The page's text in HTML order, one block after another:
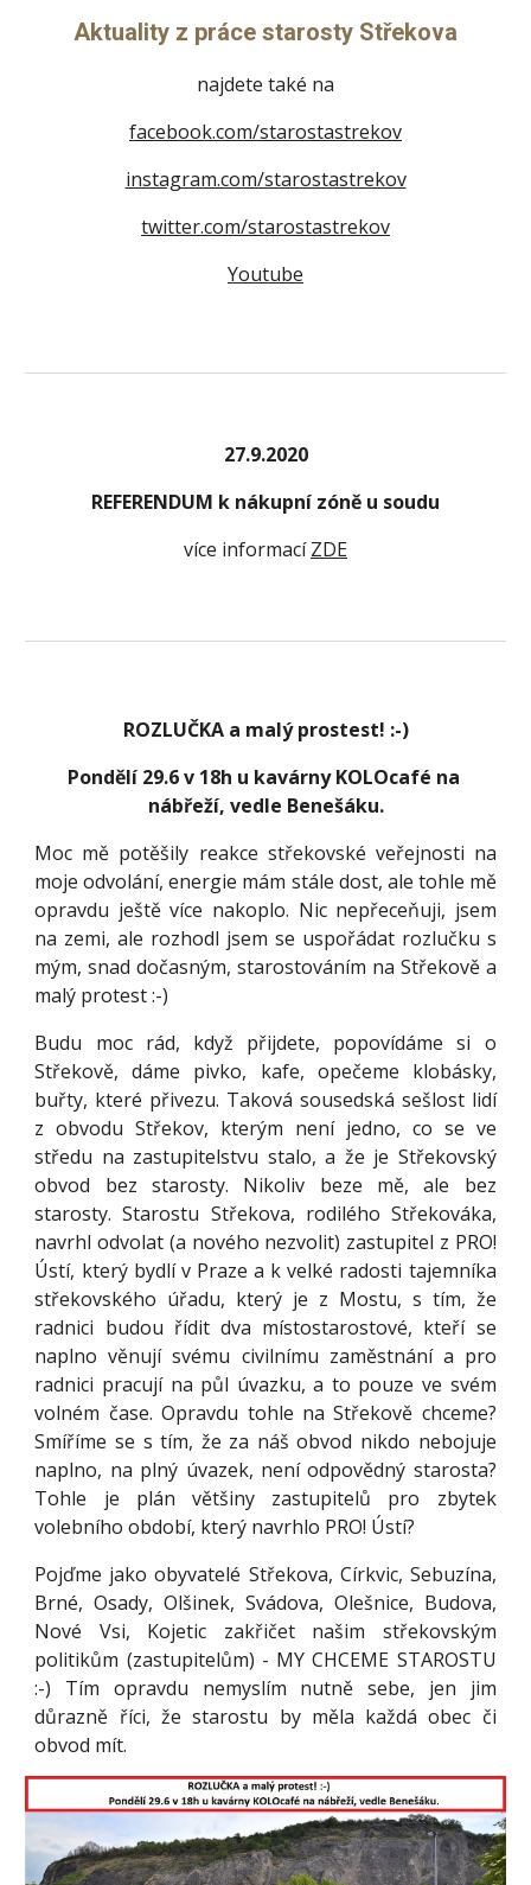
Aktuality z práce starosty Střekova
najdete také na
facebook.com/starostastrekov
instagram.com/starostastrekov
twitter.com/starostastrekov
Youtube
27.9.2020
REFERENDUM k nákupní zóně u soudu
více informací ZDE
ROZLUČKA a malý prostest! :-)
Pondělí 29.6 v 18h u kavárny KOLOcafé na
nábřeží, vedle Benešáku.
Moc mě potěšily reakce střekovské veřejnosti na
moje odvolání, energie mám stále dost, ale tohle mě
opravdu ještě více nakoplo. Nic nepřeceňuji, jsem
na zemi, ale rozhodl jsem se uspořádat rozlučku s
mým, snad dočasným, starostováním na Střekově a
malý protest :-)
Budu moc rád, když přijdete, popovídáme si o
Střekově, dáme pivko, kafe, opečeme klobásky,
buřty, které přivezu. Taková sousedská sešlost lidí
z obvodu Střekov, kterým není jedno, co se ve
středu na zastupitelstvu stalo, a že je Střekovský
obvod bez starosty. Nikoliv beze mě, ale bez
starosty. Starostu Střekova, rodilého Střekováka,
navrhl odvolat (a nového nezvolit) zastupitel z PRO!
Ústí, který bydlí v Praze a k velké radosti tajemníka
střekovského úřadu, který je z Mostu, s tím, že
radnici budou řídit dva místostarostové, kteří se
naplno věnují svému civilnímu zaměstnání a pro
radnici pracují na půl úvazku, a to pouze ve svém
volném čase. Opravdu tohle na Střekově chceme?
Smíříme se s tím, že za náš obvod nikdo nebojuje
naplno, na plný úvazek, není odpovědný starosta?
Tohle je plán většiny zastupitelů pro zbytek
volebního období, který navrhlo PRO! Ústí?
Pojďme jako obyvatelé Střekova, Církvic, Sebuzína,
Brné, Osady, Olšinek, Svádova, Olešnice, Budova,
Nové Vsi, Kojetic zakřičet našim střekovským
politikům (zastupitelům) - MY CHCEME STAROSTU
:-) Tím opravdu nemyslím nutně sebe, jen jim
důrazně říci, že starostu by měla každá obec či
obvod mít.